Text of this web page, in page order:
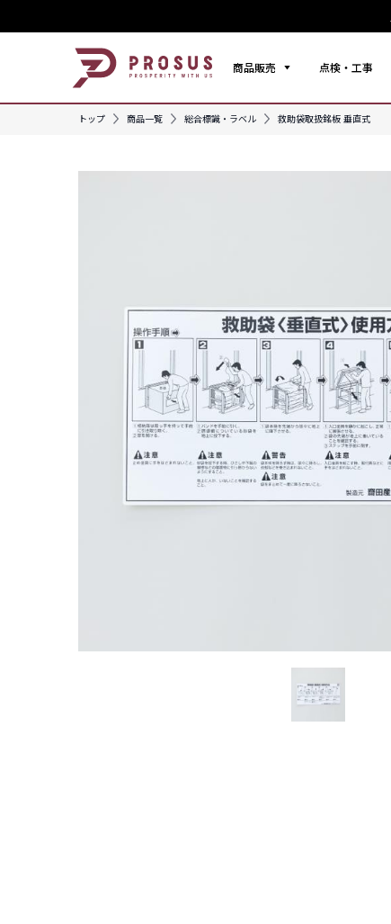
商品販売 点検・工事
トップ 商品一覧 総合標識・ラベル 救助袋取扱銘板 垂直式